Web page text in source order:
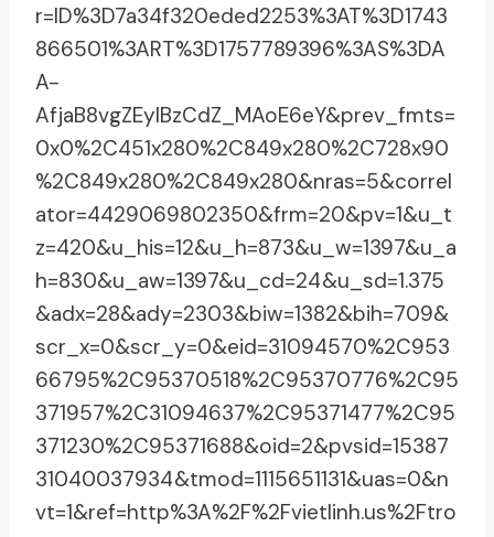
r=ID%3D7a34f320eded2253%3AT%3D1743
866501%3ART%3D1757789396%3AS%3DA
A-
AfjaB8vgZEylBzCdZ_MAoE6eY&prev_fmts=
0x0%2C451x280%2C849x280%2C728x90
%2C849x280%2C849x280&nras=5&correl
ator=4429069802350&frm=20&pv=1&u_t
z=420&u_his=12&u_h=873&u_w=1397&u_a
h=830&u_aw=1397&u_cd=24&u_sd=1.375
&adx=28&ady=2303&biw=1382&bih=709&
scr_x=0&scr_y=0&eid=31094570%2C953
66795%2C95370518%2C95370776%2C95
371957%2C31094637%2C95371477%2C95
371230%2C95371688&oid=2&pvsid=15387
31040037934&tmod=1115651131&uas=0&n
vt=1&ref=http%3A%2F%2Fvietlinh.us%2Ftro